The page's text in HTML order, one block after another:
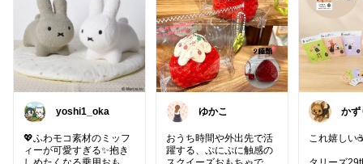
yoshi1_oka
💖ふわモコ素材のミッフ
ィーが可愛すぎる✨抱き
ゆかこ
おうち時間や外出先で活
躍する、ぷにぷに触感の
か
これ嬉しい